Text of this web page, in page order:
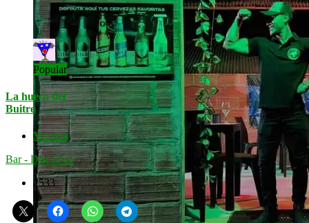
Popular
La hueca del
Buitre
Morona
Bar - Discoteca
2533